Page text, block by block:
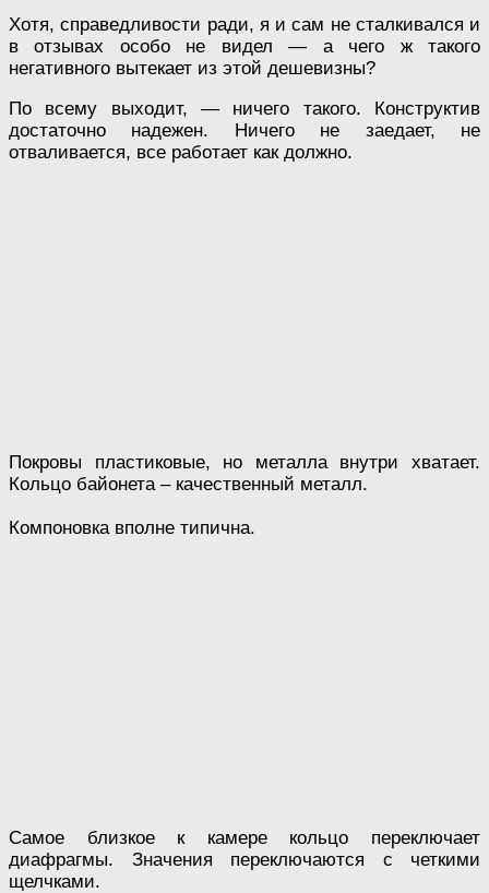
Хотя, справедливости ради, я и сам не сталкивался и
в отзывах особо не видел — а чего ж такого
негативного вытекает из этой дешевизны?
По всему выходит, — ничего такого. Конструктив
достаточно надежен. Ничего не заедает, не
отваливается, все работает как должно.
Покровы пластиковые, но металла внутри хватает.
Кольцо байонета – качественный металл.
Компоновка вполне типична.
Самое близкое к камере кольцо переключает
диафрагмы. Значения переключаются с четкими
щелчками.